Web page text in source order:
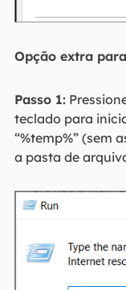
Opção extra
Passo 1:
teclado para
“%temp%” (sem
a pasta de